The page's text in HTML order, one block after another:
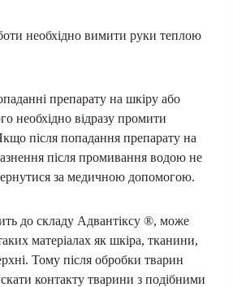
необхідно вимити руки теплою
препарату на шкіру або
необхідно відразу промити
після попадання препарату на
після промивання водою не
за медичною допомогою.
до складу Адвантіксу ®, може
матеріалах як шкіра, тканини,
Тому після обробки тварин
контакту тварини з подібними